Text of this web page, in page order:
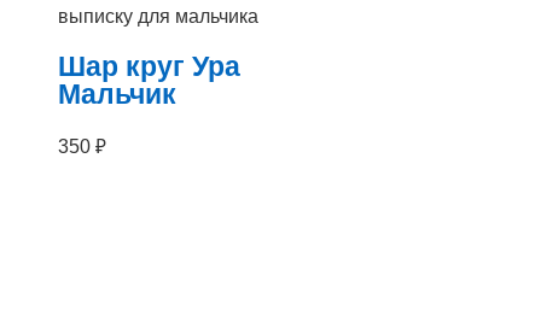
выписку для мальчика
Шар круг Ура
Мальчик
350 ₽